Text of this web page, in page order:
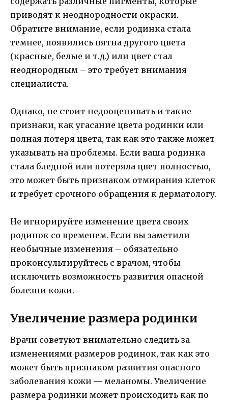
приводят к неоднородности окраски.
Обратите внимание, если родинка стала
темнее, появились пятна другого цвета
(красные, белые и т.д.) или цвет стал
неоднородным – это требует внимания
специалиста.
Однако, не стоит недооценивать и такие
признаки, как угасание цвета родинки или
полная потеря цвета, так как это также может
указывать на проблемы. Если ваша родинка
стала бледной или потеряла цвет полностью,
это может быть признаком отмирания клеток
и требует срочного обращения к дерматологу.
Не игнорируйте изменение цвета своих
родинок со временем. Если вы заметили
необычные изменения – обязательно
проконсультируйтесь с врачом, чтобы
исключить возможность развития опасной
болезни кожи.
Увеличение размера родинки
Врачи советуют внимательно следить за
изменениями размеров родинок, так как это
может быть признаком развития опасного
заболевания кожи — меланомы. Увеличение
размера родинки может происходить как по